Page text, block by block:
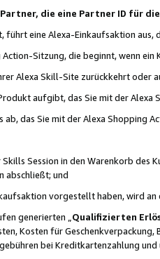
die eine Partner ID für
eine Alexa-Einkaufsaktion aus,
Sitzung, die beginnt, wenn
Alexa Skill-Site zurückkehrt oder
aufgibt, das Sie mit der Alexa
das Sie mit der Alexa Shopping
Session in den Warenkorb des
abschließt; und
vorgestellt haben, wird
generierten „ Qualifizierten
Kosten für
bei Kreditkartenzahlung